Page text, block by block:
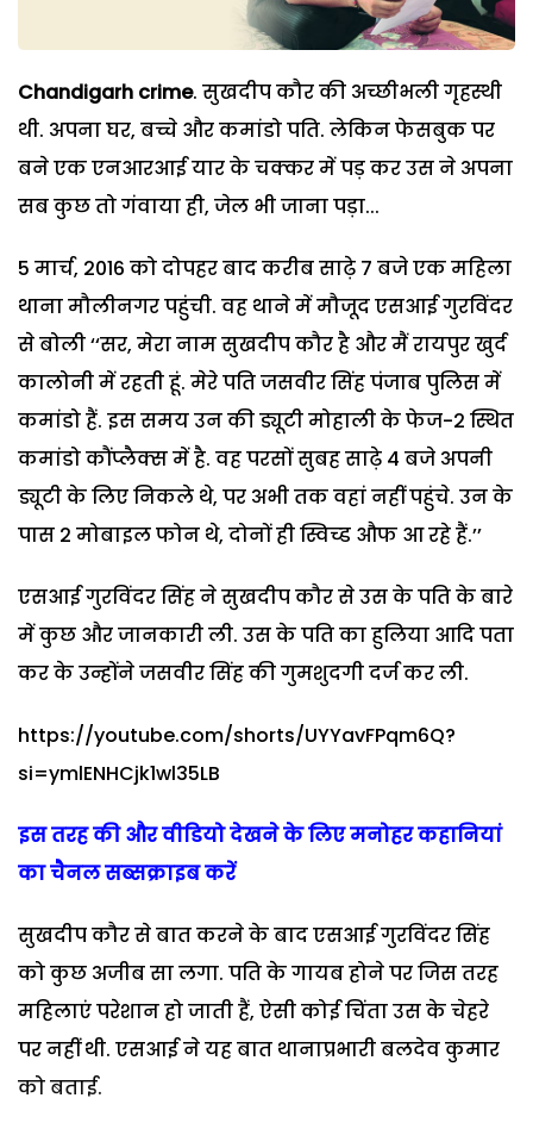
Chandigarh crime. सुखदीप कौर की अच्छीभली गृहस्थी
थी. अपना घर, बच्चे और कमांडो पति. लेकिन फेसबुक पर
बने एक एनआरआई यार के चक्कर में पड़ कर उस ने अपना
सब कुछ तो गंवाया ही, जेल भी जाना पड़ा...
5 मार्च, 2016 को दोपहर बाद करीब साढ़े 7 बजे एक महिला
थाना मौलीनगर पहुंची. वह थाने में मौजूद एसआई गुरविंदर
से बोली ‘‘सर, मेरा नाम सुखदीप कौर है और मैं रायपुर खुर्द
कालोनी में रहती हूं. मेरे पति जसवीर सिंह पंजाब पुलिस में
कमांडो हैं. इस समय उन की ड्यूटी मोहाली के फेज-2 स्थित
कमांडो कौंप्लैक्स में है. वह परसों सुबह साढ़े 4 बजे अपनी
ड्यूटी के लिए निकले थे, पर अभी तक वहां नहीं पहुंचे. उन के
पास 2 मोबाइल फोन थे, दोनों ही स्विच्ड औफ आ रहे हैं.’’
एसआई गुरविंदर सिंह ने सुखदीप कौर से उस के पति के बारे
में कुछ और जानकारी ली. उस के पति का हुलिया आदि पता
कर के उन्होंने जसवीर सिंह की गुमशुदगी दर्ज कर ली.
https://youtube.com/shorts/UYYavFPqm6Q?
si=ymlENHCjk1wl35LB
इस तरह की और वीडियो देखने के लिए मनोहर कहानियां
का चैनल सब्सक्राइब करें
सुखदीप कौर से बात करने के बाद एसआई गुरविंदर सिंह
को कुछ अजीब सा लगा. पति के गायब होने पर जिस तरह
महिलाएं परेशान हो जाती हैं, ऐसी कोई चिंता उस के चेहरे
पर नहीं थी. एसआई ने यह बात थानाप्रभारी बलदेव कुमार
को बताई.